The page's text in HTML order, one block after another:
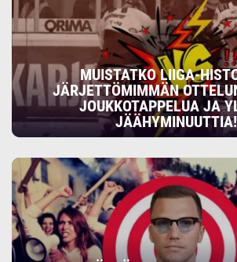
MUISTATKO LIIGA-
JÄRJETTÖMIMMÄN
JOUKKOTAPPELUA JA
JÄÄHYMINUUTTIA!